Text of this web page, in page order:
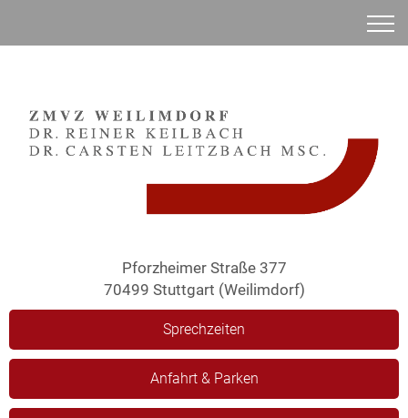
Pforzheimer Straße 377
70499 Stuttgart (Weilimdorf)
Sprechzeiten
Anfahrt & Parken